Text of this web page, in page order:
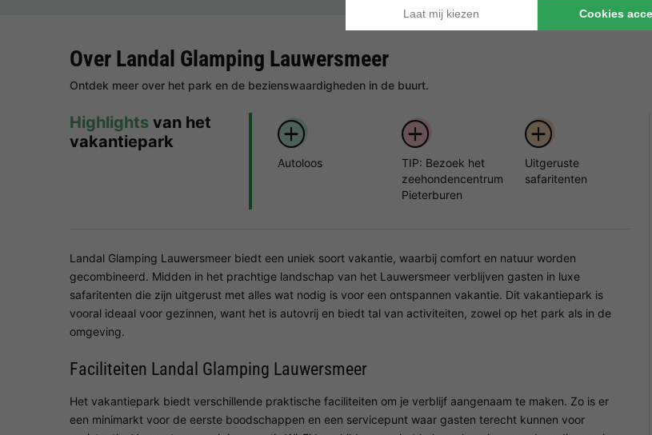
Over Landal Glamping Lauwersmeer
Ontdek meer over het park en de bezienswaardigheden in de buurt.
Highlights van het
vakantiepark
Autoloos
TIP: Bezoek het
zeehondencentrum
Pieterburen
Uitgeruste
safaritenten
Landal Glamping Lauwersmeer biedt een uniek soort vakantie, waarbij comfort en natuur worden
gecombineerd. Midden in het prachtige landschap van het Lauwersmeer verblijven gasten in luxe
safaritenten die zijn uitgerust met alles wat nodig is voor een ontspannen vakantie. Dit vakantiepark is
vooral ideaal voor gezinnen, want het is autovrij en biedt tal van activiteiten, zowel op het park als in de
omgeving.
Faciliteiten Landal Glamping Lauwersmeer
Het vakantiepark biedt verschillende praktische faciliteiten om je verblijf aangenaam te maken. Zo is er
een minimarkt voor de eerste boodschappen en een servicepunt waar gasten terecht kunnen voor